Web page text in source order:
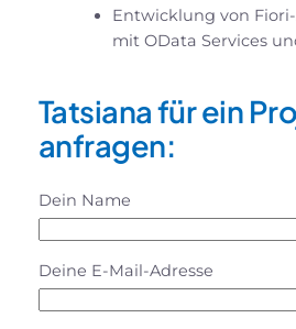
Entwicklung von
mit OData Services
Tatsiana für ein
anfragen:
Dein Name
Deine E-Mail-Adresse